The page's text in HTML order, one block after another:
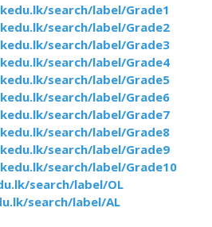
search/label/Grade1
search/label/Grade2
search/label/Grade3
search/label/Grade4
search/label/Grade5
search/label/Grade6
search/label/Grade7
search/label/Grade8
search/label/Grade9
search/label/Grade10
search/label/OL
search/label/AL